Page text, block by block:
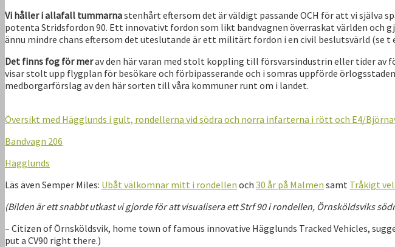
Vi håller i allafall tummarnastenhårt eftersom det är väldigt passande OCH för att vi själva
potenta Stridsfordon 90. Ett innovativt fordon som likt bandvagnen överraskat världen och
ännu mindre chans eftersom det uteslutande är ett militärt fordon i en civil beslutsvärld (se t
Det finns fog för merav den här varan med stolt koppling till försvarsindustrin eller tider av
visar stolt upp flygplan för besökare och förbipasserande och i somras uppförde
medborgarförslag av den här sorten till våra kommuner runt om i landet.
Översikt med Hägglunds i gult, rondellerna vid södra och norra infarterna i rött och E4/
Bandvagn 206
Hägglunds
Läs även Semper Miles: Ubåt välkomnar mitt i rondellen och 30 år på Malmen samt Tråkigt
(Bilden är ett snabbt utkast vi gjorde för att visualisera ett Strf 90 i rondellen, Örnsköldsviks
– Citizen of Örnsköldsvik, home town of famous innovative Hägglunds Tracked Vehicles,
put a CV90 right there.)